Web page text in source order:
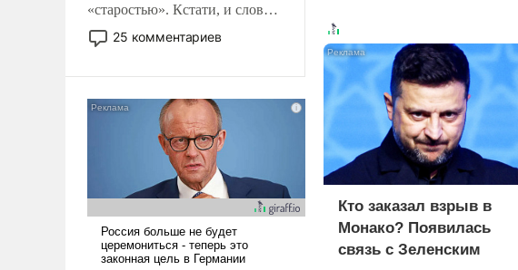
«старостью». Кстати, и слово-
то это уже стараются не
использовать – так же, как
что оно уже несет негативные
коннотации.
25 комментариев
Кто заказал взрыв в
Монако? Появилась
связь с Зеленским